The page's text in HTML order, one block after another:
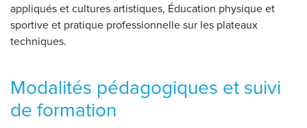
appliqués et cultures artistiques, Éducation physique et
sportive et pratique professionnelle sur les plateaux
techniques.
Modalités pédagogiques et suivi
de formation